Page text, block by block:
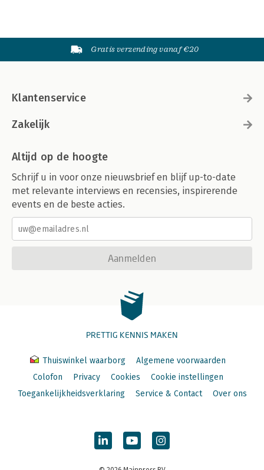
Gratis verzending vanaf €20
Klantenservice
Zakelijk
Altijd op de hoogte
Schrijf u in voor onze nieuwsbrief en blijf up-to-date
met relevante interviews en recensies, inspirerende
events en de beste acties.
Aanmelden
PRETTIG KENNIS MAKEN
Thuiswinkel waarborg
Algemene voorwaarden
Colofon
Privacy Cookies
Cookie instellingen
Toegankelijkheidsverklaring
Service & Contact Over ons